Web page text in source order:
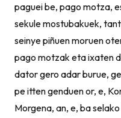
paguei be, pago motza,
sekule mostubakuek,
seinye piñuen moruen
pago motzak eta ixaten
dator gero adar burue,
pe itten genduen or, e,
Morgena, an, e, ba